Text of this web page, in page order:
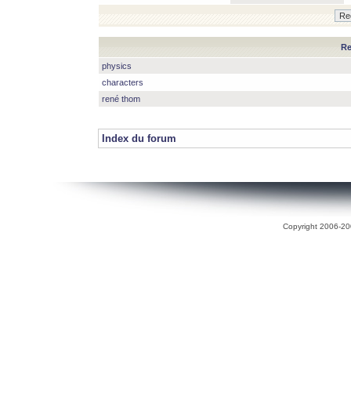
physics
characters
rené thom
Index du forum
Copyright 2006-